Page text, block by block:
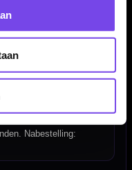
4651TB Steenbergen,
Nabestelling: